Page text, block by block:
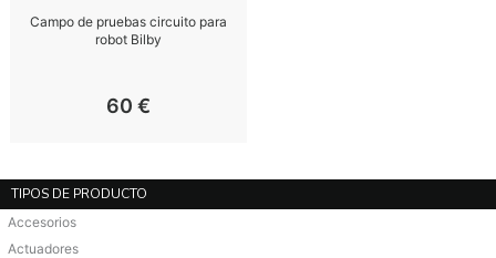
Campo de pruebas circuito para
robot Bilby
60 €
TIPOS DE PRODUCTO
Accesorios
Actuadores